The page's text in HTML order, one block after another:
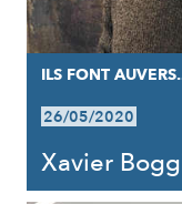
ILS FONT
26/05/2020
Xavier